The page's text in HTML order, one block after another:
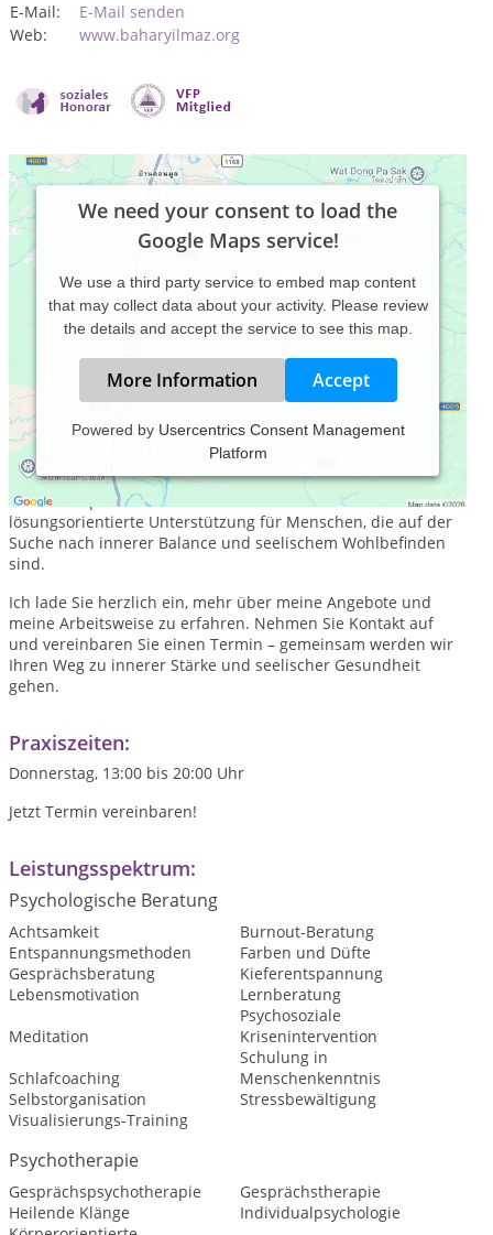
E-Mail:
E-Mail senden
Web:
www.baharyilmaz.org
We need your consent to load the
Google Maps service!
We use a third party service to embed map content
that may collect data about your activity. Please review
the details and accept the service to see this map.
More Information Accept
Powered by Usercentrics Consent Management
Platform
Mein Name ist Bahar Yilmaz und ich bin Heilpraktikerin für
Psychotherapie. In wunderschönen Räumen am
Nussbaumpark in München biete ich einfühlsame und
lösungsorientierte Unterstützung für Menschen, die auf der
Suche nach innerer Balance und seelischem Wohlbefinden
sind.
Ich lade Sie herzlich ein, mehr über meine Angebote und
meine Arbeitsweise zu erfahren. Nehmen Sie Kontakt auf
und vereinbaren Sie einen Termin – gemeinsam werden wir
Ihren Weg zu innerer Stärke und seelischer Gesundheit
gehen.
Praxiszeiten:
Donnerstag, 13:00 bis 20:00 Uhr
Jetzt Termin vereinbaren!
Leistungsspektrum:
Psychologische Beratung
Achtsamkeit
Burnout-Beratung
Entspannungsmethoden
Farben und Düfte
Gesprächsberatung
Kieferentspannung
Lebensmotivation
Lernberatung
Meditation
Psychosoziale
Krisenintervention
Schlafcoaching
Schulung in
Menschenkenntnis
Selbstorganisation
Stressbewältigung
Visualisierungs-Training
Psychotherapie
Gesprächspsychotherapie
Gesprächstherapie
Heilende Klänge
Individualpsychologie